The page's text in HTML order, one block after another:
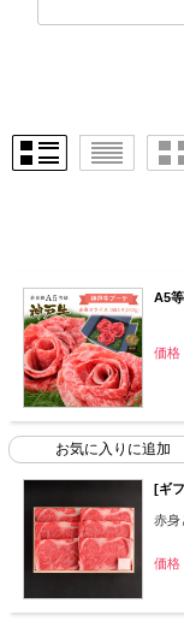
A5
価格
[ギ
赤身
価格